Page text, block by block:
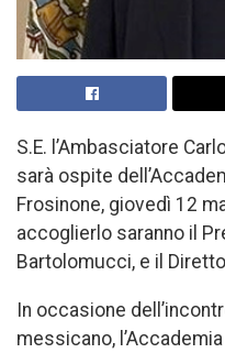
S.E. l’Ambasciatore
sarà ospite
Frosinone, giovedì 12
accoglierlo saranno il
Bartolomucci, e il
In occasione
messicano,